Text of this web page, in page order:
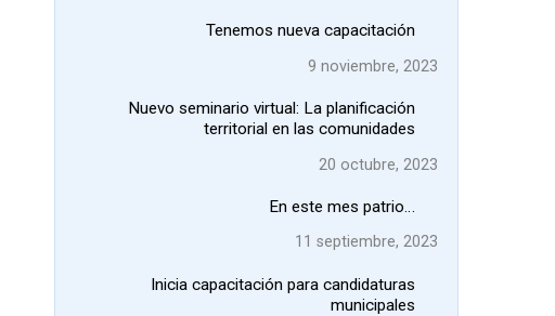
Tenemos nueva capacitación
9 noviembre, 2023
Nuevo seminario virtual: La planificación
territorial en las comunidades
20 octubre, 2023
En este mes patrio…
11 septiembre, 2023
Inicia capacitación para candidaturas
municipales